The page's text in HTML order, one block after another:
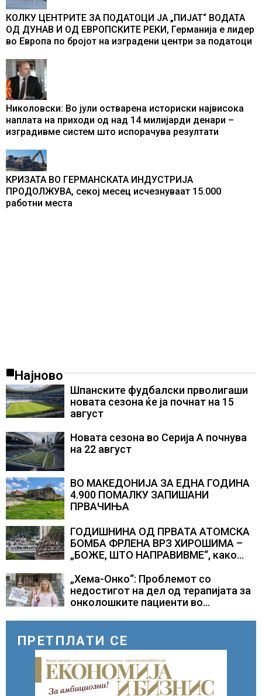
КОЛКУ ЦЕНТРИТЕ ЗА ПОДАТОЦИ ЈА „ПИЈАТ“ ВОДАТА
ОД ДУНАВ И ОД ЕВРОПСКИТЕ РЕКИ, Германија е лидер
во Европа по бројот на изградени центри за податоци
Николовски: Во јули остварена историски највисока
наплата на приходи од над 14 милијарди денари –
изградивме систем што испорачува резултати
КРИЗАТА ВО ГЕРМАНСКАТА ИНДУСТРИЈА
ПРОДОЛЖУВА, секој месец исчезнуваат 15.000
работни места
Најново
Шпанските фудбалски прволигаши
новата сезона ќе ја почнат на 15
август
Новата сезона во Серија А почнува
на 22 август
ВО МАКЕДОНИЈА ЗА ЕДНА ГОДИНА
4.900 ПОМАЛКУ ЗАПИШАНИ
ПРВАЧИЊА
ГОДИШНИНА ОД ПРВАТА АТОМСКА
БОМБА ФРЛЕНА ВРЗ ХИРОШИМА –
„БОЖЕ, ШТО НАПРАВИВМЕ“, како
Геј“ и учесниците во
бомбардирањето го доживуваа овој
настан што го промени текот на
„Хема-Онко“: Проблемот со
недостигот на дел од терапијата за
онколошките пациенти во
ПРЕТПЛАТИ СЕ